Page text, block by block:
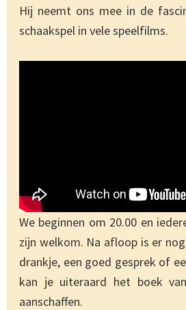
Hij neemt ons mee in de
schaakspel in vele speelfilms.
We beginnen om 20.00 en
zijn welkom. Na afloop is er
drankje, een goed gesprek of
kan je uiteraard het boek
aanschaffen.